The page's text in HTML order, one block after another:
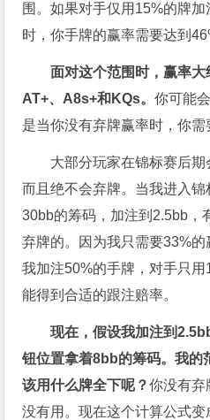
围。如果对手仅用15%的牌
时，你手牌的赢率需要达到
面对这个范围时，赢率大
AT+、A8s+和KQs。你可能
是当你没有弃牌赢率时，你需
大部分玩家在锦标赛后期
而且绝不会弃牌。当我进入
30bb的筹码，加注到2.5bb，
弃牌的。因为我只需要33%
我加注50%的手牌，对手只
能得到合适的跟注赔率。
现在，假设我加注到
钮位置拿着8bb的筹码。我的
该用什么牌全下呢？你没有弃
没有用。现在这个计算公式变